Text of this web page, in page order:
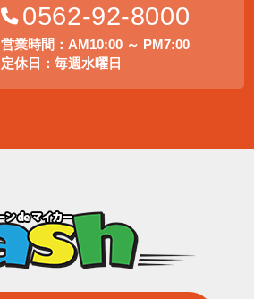
0562-92-8000
営業時間：AM10:00 ～ PM7:00
定休日：毎週水曜日